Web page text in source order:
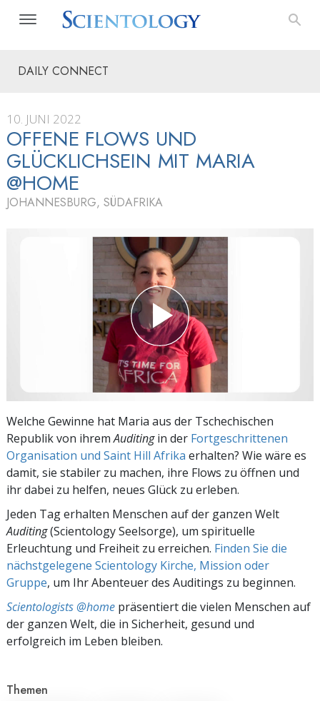
DAILY CONNECT
10. JUNI 2022
OFFENE FLOWS UND
GLÜCKLICHSEIN MIT MARIA
@HOME
JOHANNESBURG, SÜDAFRIKA
Welche Gewinne hat Maria aus der Tschechischen
Republik von ihremAuditingin der Fortgeschrittenen
Organisation und Saint Hill Afrika erhalten? Wie wäre es
damit, sie stabiler zu machen, ihre Flows zu öffnen und
ihr dabei zu helfen, neues Glück zu erleben.
Jeden Tag erhalten Menschen auf der ganzen Welt
Auditing(Scientology Seelsorge), um spirituelle
Erleuchtung und Freiheit zu erreichen. Finden Sie die
nächstgelegene Scientology Kirche, Mission oder
Gruppe, um Ihr Abenteuer des Auditings zu beginnen.
Scientologists @home präsentiert die vielen Menschen auf
der ganzen Welt, die in Sicherheit, gesund und
erfolgreich im Leben bleiben.
Themen